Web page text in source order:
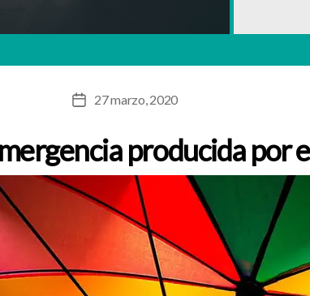
Fecha
entrada
27 marzo, 2020
producida por